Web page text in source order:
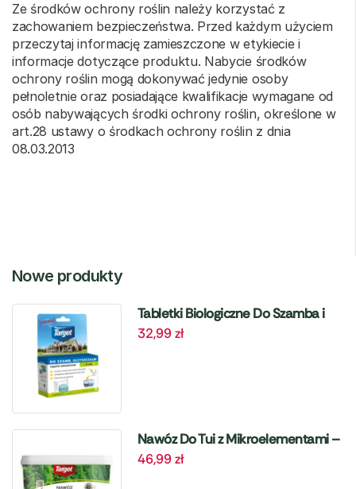
Ze środków ochrony roślin należy korzystać z
zachowaniem bezpieczeństwa. Przed każdym użyciem
przeczytaj informację zamieszczone w etykiecie i
informacje dotyczące produktu. Nabycie środków
ochrony roślin mogą dokonywać jedynie osoby
pełnoletnie oraz posiadające kwalifikacje wymagane od
osób nabywających środki ochrony roślin, określone w
art.28 ustawy o środkach ochrony roślin z dnia
08.03.2013
Nowe produkty
Tabletki Biologiczne Do Szamba i
Oczyszczalni – 6 szt. Target
32,99zł
Nawóz Do Tui z Mikroelementami –
4 kg Target
46,99zł